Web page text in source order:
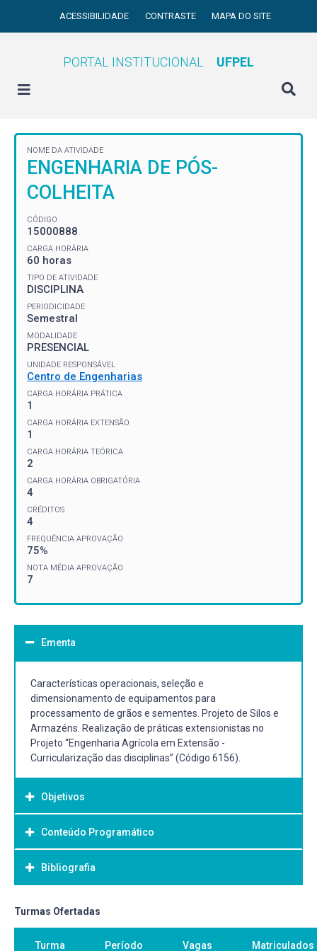
ACESSIBILIDADE CONTRASTE MAPA DO SITE
PORTAL INSTITUCIONAL UFPEL
NOME DA ATIVIDADE
ENGENHARIA DE PÓS-
COLHEITA
CÓDIGO
15000888
CARGA HORÁRIA
60 horas
TIPO DE ATIVIDADE
DISCIPLINA
PERIODICIDADE
Semestral
MODALIDADE
PRESENCIAL
UNIDADE RESPONSÁVEL
Centro de Engenharias
CARGA HORÁRIA PRÁTICA
1
CARGA HORÁRIA EXTENSÃO
1
CARGA HORÁRIA TEÓRICA
2
CARGA HORÁRIA OBRIGATÓRIA
4
CRÉDITOS
4
FREQUÊNCIA APROVAÇÃO
75%
NOTA MÉDIA APROVAÇÃO
7
Ementa
Características operacionais, seleção e
dimensionamento de equipamentos para
processamento de grãos e sementes. Projeto de Silos e
Armazéns. Realização de práticas extensionistas no
Projeto “Engenharia Agrícola em Extensão -
Curricularização das disciplinas” (Código 6156).
Objetivos
Objetivo Geral:
Integrar conhecimentos que permitam projetar, construir
e ensaiar equipamentos para processamento de grãos e
Conteúdo Programático
Bibliografia
Bibliografia Básica:
PERES, W.B. Manutenção da qualidade de grãos e
sementes. Pelotas: Editora e Gráfica Universitária/UFPel,
Turmas Ofertadas
Turma Período Vagas Matriculados